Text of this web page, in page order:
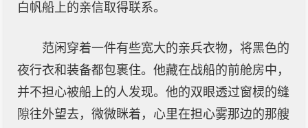
白帆船上的亲信取得联系。
范闲穿着一件有些宽大的亲兵衣物，将黑色的
夜行衣和装备都包裹住。他藏在战船的前舱房中，
并不担心被船上的人发现。他的双眼透过窗棂的缝
隙往外望去，微微眯着，心里在担心雾那边的那艘